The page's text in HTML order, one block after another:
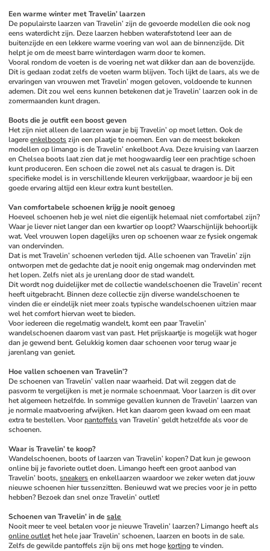
Een warme winter met Travelin’ laarzen
De populairste laarzen van Travelin’ zijn de gevoerde modellen die ook nog
eens waterdicht zijn. Deze laarzen hebben waterafstotend leer aan de
buitenzijde en een lekkere warme voering van wol aan de binnenzijde. Dit
helpt je om de meest barre winterdagen warm door te komen.
Vooral rondom de voeten is de voering net wat dikker dan aan de bovenzijde.
Dit is gedaan zodat zelfs de voeten warm blijven. Toch lijkt de laars, als we de
ervaringen van vrouwen met Travelin’ mogen geloven, voldoende te kunnen
ademen. Dit zou wel eens kunnen betekenen dat je Travelin’ laarzen ook in de
zomermaanden kunt dragen.
Boots die je outfit een boost geven
Het zijn niet alleen de laarzen waar je bij Travelin’ op moet letten. Ook de
lagere enkelboots zijn een plaatje te noemen. Een van de meest bekeken
modellen op limango is de Travelin’ enkelboot Ava. Deze kruising van laarzen
en Chelsea boots laat zien dat je met hoogwaardig leer een prachtige schoen
kunt produceren. Een schoen die zowel net als casual te dragen is. Dit
specifieke model is in verschillende kleuren verkrijgbaar, waardoor je bij een
goede ervaring altijd een kleur extra kunt bestellen.
Van comfortabele schoenen krijg je nooit genoeg
Hoeveel schoenen heb je wel niet die eigenlijk helemaal niet comfortabel zijn?
Waar je liever niet langer dan een kwartier op loopt? Waarschijnlijk behoorlijk
wat. Veel vrouwen lopen dagelijks uren op schoenen waar ze fysiek ongemak
van ondervinden.
Dat is met Travelin’ schoenen verleden tijd. Alle schoenen van Travelin’ zijn
ontworpen met de gedachte dat je nooit enig ongemak mag ondervinden met
het lopen. Zelfs niet als je urenlang door de stad wandelt.
Dit wordt nog duidelijker met de collectie wandelschoenen die Travelin’ recent
heeft uitgebracht. Binnen deze collectie zijn diverse wandelschoenen te
vinden die er eindelijk niet meer zoals typische wandelschoenen uitzien maar
wel het comfort hiervan weet te bieden.
Voor iedereen die regelmatig wandelt, komt een paar Travelin’
wandelschoenen daarom vast van past. Het prijskaartje is mogelijk wat hoger
dan je gewend bent. Gelukkig komen daar schoenen voor terug waar je
jarenlang van geniet.
Hoe vallen schoenen van Travelin’?
De schoenen van Travelin’ vallen naar waarheid. Dat wil zeggen dat de
pasvorm te vergelijken is met je normale schoenmaat. Voor laarzen is dit over
het algemeen hetzelfde. In sommige gevallen kunnen de Travelin’ laarzen van
je normale maatvoering afwijken. Het kan daarom geen kwaad om een maat
extra te bestellen. Voor pantoffels van Travelin’ geldt hetzelfde als voor de
schoenen.
Waar is Travelin’ te koop?
Wandelschoenen, boots of laarzen van Travelin’ kopen? Dat kun je gewoon
online bij je favoriete outlet doen. Limango heeft een groot aanbod van
Travelin’ boots, sneakers en enkellaarzen waardoor we zeker weten dat jouw
nieuwe schoenen hier tussenzitten. Benieuwd wat we precies voor je in petto
hebben? Bezoek dan snel onze Travelin’ outlet!
Schoenen van Travelin’ in de sale
online outlet het hele jaar Travelin’ schoenen, laarzen en boots in de sale.
Zelfs de gewilde pantoffels zijn bij ons met hoge korting te vinden.